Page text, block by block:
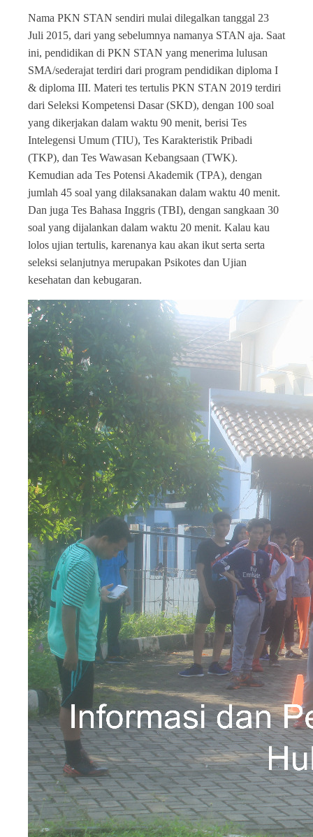
Nama PKN STAN sendiri mulai dilegalkan tanggal 23
Juli 2015, dari yang sebelumnya namanya STAN aja. Saat
ini, pendidikan di PKN STAN yang menerima lulusan
SMA/sederajat terdiri dari program pendidikan diploma I
& diploma III. Materi tes tertulis PKN STAN 2019 terdiri
dari Seleksi Kompetensi Dasar (SKD), dengan 100 soal
yang dikerjakan dalam waktu 90 menit, berisi Tes
Intelegensi Umum (TIU), Tes Karakteristik Pribadi
(TKP), dan Tes Wawasan Kebangsaan (TWK).
Kemudian ada Tes Potensi Akademik (TPA), dengan
jumlah 45 soal yang dilaksanakan dalam waktu 40 menit.
Dan juga Tes Bahasa Inggris (TBI), dengan sangkaan 30
soal yang dijalankan dalam waktu 20 menit. Kalau kau
lolos ujian tertulis, karenanya kau akan ikut serta serta
seleksi selanjutnya merupakan Psikotes dan Ujian
kesehatan dan kebugaran.